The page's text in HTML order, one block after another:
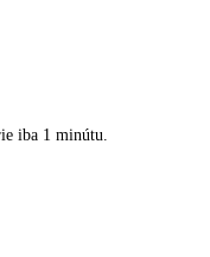
iba 1 minútu.